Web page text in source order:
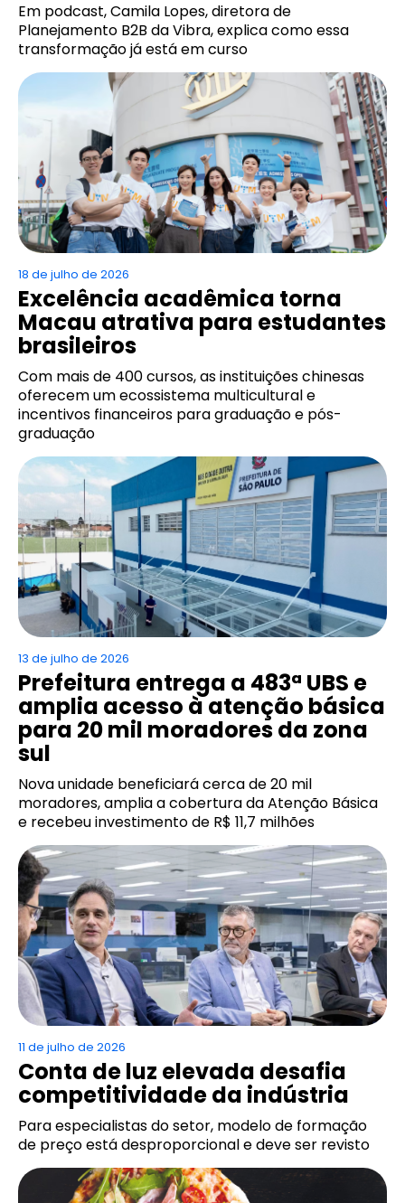
Em podcast, Camila Lopes, diretora de
Planejamento B2B da Vibra, explica como essa
transformação já está em curso
18 de julho de 2026
Excelência acadêmica torna
Macau atrativa para estudantes
brasileiros
Com mais de 400 cursos, as instituições chinesas
oferecem um ecossistema multicultural e
incentivos financeiros para graduação e pós-
graduação
13 de julho de 2026
Prefeitura entrega a 483ª UBS e
amplia acesso à atenção básica
para 20 mil moradores da zona
sul
Nova unidade beneficiará cerca de 20 mil
moradores, amplia a cobertura da Atenção Básica
e recebeu investimento de R$ 11,7 milhões
11 de julho de 2026
Conta de luz elevada desafia
competitividade da indústria
Para especialistas do setor, modelo de formação
de preço está desproporcional e deve ser revisto